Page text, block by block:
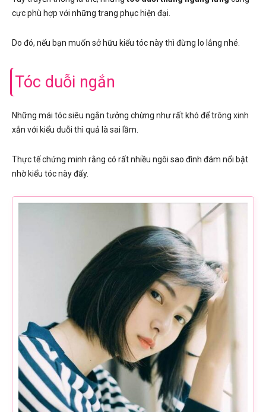
cực phù hợp với những trang phục hiện đại.
Do đó, nếu bạn muốn sở hữu kiểu tóc này thì đừng lo lắng nhé.
Tóc duỗi ngắn
Những mái tóc siêu ngắn tưởng chừng như rất khó để trông xinh
xắn với kiểu duỗi thì quả là sai lầm.
Thực tế chứng minh rằng có rất nhiều ngôi sao đình đám nổi bật
nhờ kiểu tóc này đấy.